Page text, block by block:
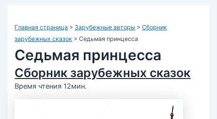
Главная страница > Зарубежные авторы >Сборник
зарубежных сказок >Седьмая принцесса
Седьмая принцесса
Сборник зарубежных сказок
Время чтения 12мин.